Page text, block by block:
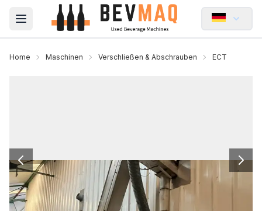
Open main menu
Home Maschinen Verschließen & Abschrauben ECT